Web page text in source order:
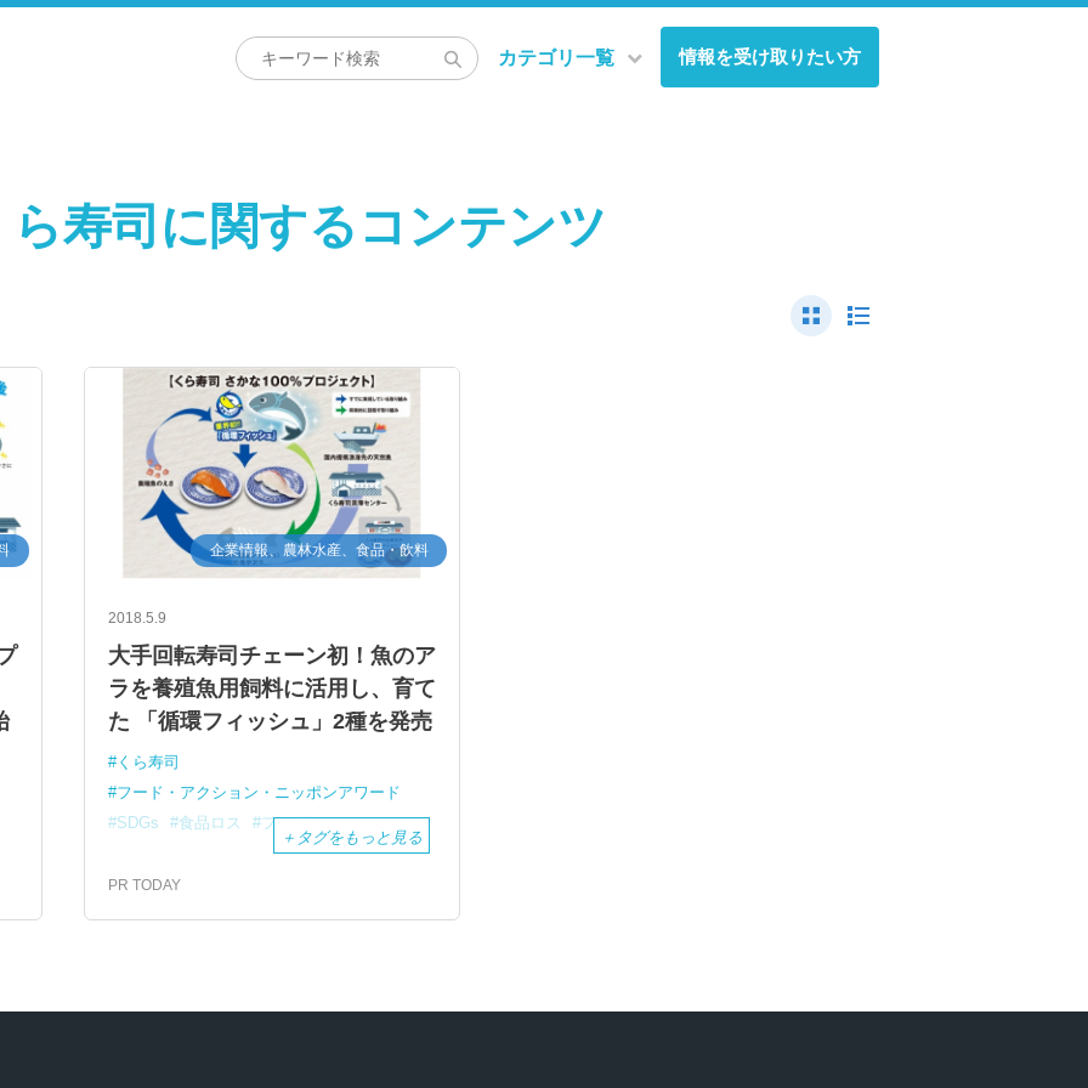
カテゴリ一覧 情報を受け取りたい方
ら寿司に関するコンテンツ
企業情報、農林水産、食品・飲料
2018.5.9
大手回転寿司チェーン初！魚のア
ラを養殖魚用飼料に活用し、育て
た 「循環フィッシュ」2種を発売
くら寿司
フード・アクション・ニッポンアワード
SDGs
食品ロス フードロス
＋ タグをもっと見る
PR TODAY